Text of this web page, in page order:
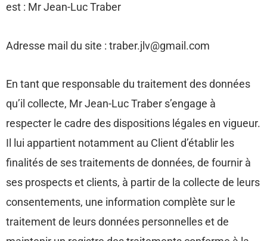
est : Mr Jean-Luc Traber
Adresse mail du site : traber.jlv@gmail.com
En tant que responsable du traitement des données
qu’il collecte, Mr Jean-Luc Traber s’engage à
respecter le cadre des dispositions légales en vigueur.
Il lui appartient notamment au Client d’établir les
finalités de ses traitements de données, de fournir à
ses prospects et clients, à partir de la collecte de leurs
consentements, une information complète sur le
traitement de leurs données personnelles et de